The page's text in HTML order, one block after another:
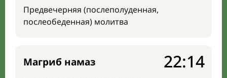
Предвечерняя (послеполуденная,
послеобеденная) молитва
Магриб намаз 22:14